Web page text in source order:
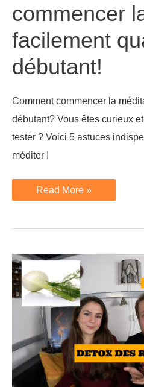
commencer
facilement
débutant!
Comment commencer la
débutant? Vous êtes curieux
tester ? Voici 5 astuces
méditer !
5
astuces
la
quand
est
débutant!
Read More »